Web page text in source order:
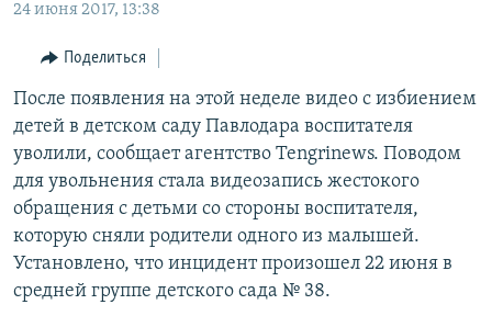
навигации
Вернутся
поиску
УЗБЕКИСТАН
ТАДЖИКИСТАН
НА ДРУГИХ ЯЗЫКАХ
ҚАЗАҚША
КЫРГЫЗЧА
ЎЗБЕКЧА
ТОҶИКӢ
TÜRKMENÇE
Все сайты РСЕ/РС
24 июня 2017, 13:38
Поделиться
После появления на этой неделе видео с избиением
детей в детском саду Павлодара воспитателя
уволили, сообщает агентство Tengrinews. Поводом
для увольнения стала видеозапись жестокого
обращения с детьми со стороны воспитателя,
которую сняли родители одного из малышей.
Установлено, что инцидент произошел 22 июня в
средней группе детского сада № 38.